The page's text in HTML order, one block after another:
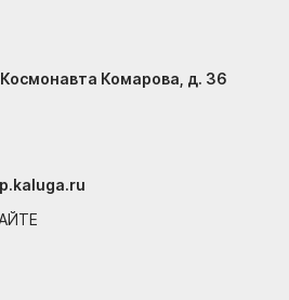
Комарова, д. 36